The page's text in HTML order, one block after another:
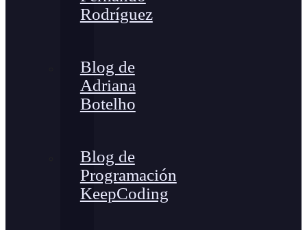
Rodríguez
Blog de
Adriana
Botelho
Blog de
Programación
KeepCoding